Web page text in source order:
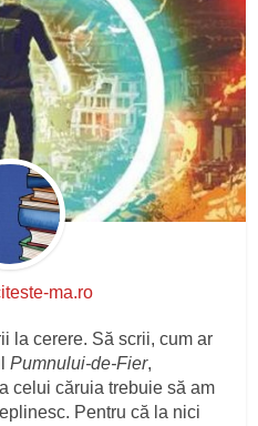
ma.ro
la cerere. Să scrii, cum ar
Pumnului-de-Fier,
celui căruia trebuie să am
Pentru că la nici